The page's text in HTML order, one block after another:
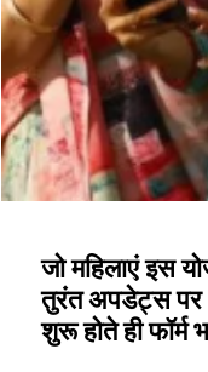
जो महिलाएं इस
तुरंत अपडेट्स पर
शुरू होते ही फॉर्म